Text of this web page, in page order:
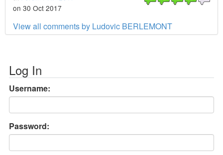
on 30 Oct 2017
View all comments by Ludovic BERLEMONT
Log In
Username:
Password: